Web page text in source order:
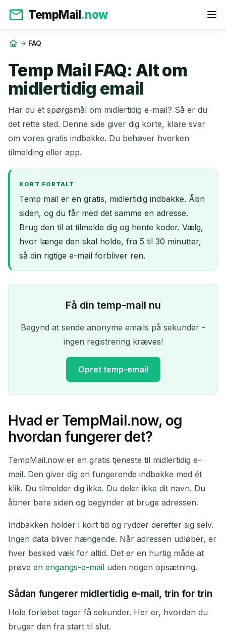
TempMail.now
FAQ
Temp Mail FAQ: Alt om
midlertidig email
Har du et spørgsmål om midlertidig e-mail? Så er du
det rette sted. Denne side giver dig korte, klare svar
om vores gratis indbakke. Du behøver hverken
tilmelding eller app.
KORT FORTALT
Temp mail er en gratis, midlertidig indbakke. Åbn
siden, og du får med det samme en adresse.
Brug den til at tilmelde dig og hente koder. Vælg,
hvor længe den skal holde, fra 5 til 30 minutter,
så din rigtige e-mail forbliver ren.
Få din temp-mail nu
Begynd at sende anonyme emails på sekunder -
ingen registrering kræves!
Opret temp-email
Din midlertidige
emailadresse:
Kopier QR
Slet valgte Skift email Opdater
Næste opdatering om 15sekunder
Hvad er TempMail.now, og
hvordan fungerer det?
TempMail.now er en gratis tjeneste til midlertidig e-
mail. Den giver dig en fungerende indbakke med ét
klik. Du tilmelder dig ikke. Du deler ikke dit navn. Du
åbner bare siden og begynder at bruge adressen.
Indbakken holder i kort tid og rydder derefter sig selv.
Ingen data bliver hængende. Når adressen udløber, er
hver besked væk for altid. Det er en hurtig måde at
prøve en engangs-e-mail uden nogen opsætning.
Sådan fungerer midlertidig e-mail, trin for trin
Hele forløbet tager få sekunder. Her er, hvordan du
bruger den fra start til slut.